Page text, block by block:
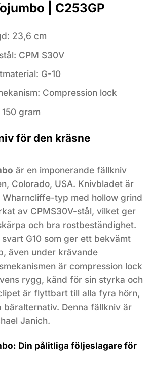
| C253GP
23,6 cm
CPM S30V
G-10
Compression lock
gram
för den kräsne
är en imponerande fällkniv
Colorado, USA. Knivbladet är
typ med hollow grind
av CPMS30V-stål, vilket ger
och bra rostbeständighet.
G10 som ger ett bekvämt
även under krävande
är compression lock
rygg, känd för sin styrka och
är flyttbart till alla fyra hörn,
bäralternativ. Denna fällkniv är
Janich.
Din pålitliga följeslagare för